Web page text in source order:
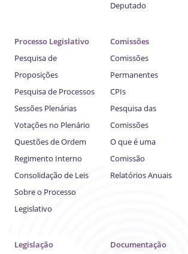
Deputado
Processo Legislativo
Pesquisa de
Proposições
Pesquisa de Processos
Sessões Plenárias
Votações no Plenário
Questões de Ordem
Regimento Interno
Consolidação de Leis
Sobre o Processo
Legislativo
Comissões
Comissões
Permanentes
CPIs
Pesquisa das
Comissões
O que é uma
Comissão
Relatórios Anuais
Legislação
Documentação